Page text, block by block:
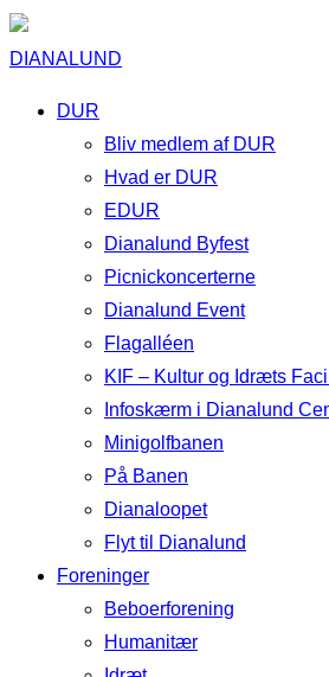
DIANALUND
DUR
Bliv medlem af DUR
Hvad er DUR
EDUR
Dianalund Byfest
Picnickoncerterne
Dianalund Event
Flagalléen
KIF – Kultur og Idræts
Infoskærm i Dianalund
Minigolfbanen
På Banen
Dianaloopet
Flyt til Dianalund
Foreninger
Beboerforening
Humanitær